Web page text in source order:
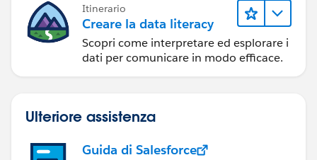
Itinerario
Creare la data literacy
Scopri come interpretare ed esplorare i
dati per comunicare in modo efficace.
Ulteriore assistenza
Guida di Salesforce